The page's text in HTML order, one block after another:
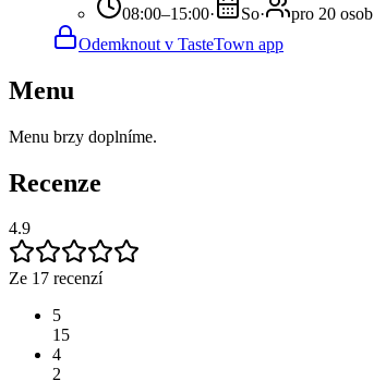
08:00–15:00· So·
pro 20 osob
Odemknout v TasteTown app
Menu
Menu brzy doplníme.
Recenze
4.9
Ze 17 recenzí
5
15
4
2